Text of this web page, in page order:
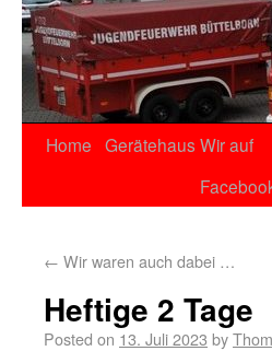
Home Gerätehaus Wir auf
← Wir waren auch dabei …
Heftige 2 Tage
Posted on 13. Juli 2023 by